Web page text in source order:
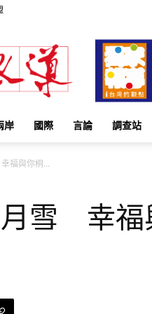
岸 國際 言論 調查站
福與你桐...
雪 幸福